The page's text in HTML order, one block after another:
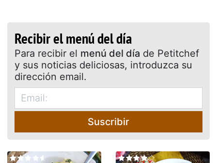
Recibir el menú del día
Para recibir el menú del día de Petitchef
y sus noticias deliciosas, introduzca su
dirección email.
Suscribir